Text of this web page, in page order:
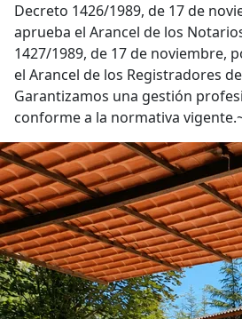
Decreto 1426/1989, de 17 de
aprueba el Arancel de los
1427/1989, de 17 de noviembre,
el Arancel de los Registradores
Garantizamos una gestión
conforme a la normativa